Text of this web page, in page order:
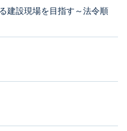
建設現場を目指す～法令順